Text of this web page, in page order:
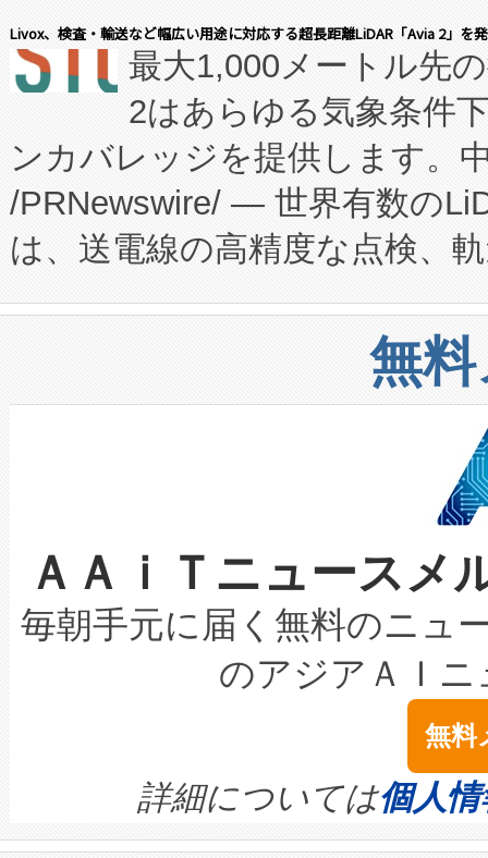
す。FCCM‑を活用した現地生
患者にとっての費用負担を大
のアクセスを大幅に拡大する
Fully-Connected Continuous
プログラムには、施設設計・
に関する技術移転および知的
構造化トレーニングカリキュ
上げおよび商用化段階におけ
設備整備および立ち上げ調整
加組織は、Enzeneのバイオ
選定された製品について、自
取得できる可能性もあります
設には、3億～4億ドルかか
最高経営責任者（CEO）であ
す。「当社のfully-connected
ームを利用すれば、6,000万
きます。この効率性は、フェ
会社エーアイ・アンド：本社
President原信平）と、エンタ
ードするVoltaiqは、日本にあ
ーエネルギー貯蔵システム（
た。 Voltaiq独自のAI搭載プラ
定、統合、導入、運用に至る
安全性を追跡し、確保する事
増加しているデータセンター
る電力網に大きな負担をかけ
事業者の負担軽減という課題
系統連系を迅速にし、ピーク
限を超えて利用可能な電力容
持できるよう貢献します。こ
ービスレベル契約（SLA）違
テリー性能の劣化によるダウ
念は、現在データセンターが
ます。 Voltaiq provides a
quality and reliability for AI
BESS stack to ensure battery
Livox、検査・輸送など幅広い用途に対応する超長距離LiDAR「Avia 2」を
最大1,000メートル先
2はあらゆる気象条件
ンカバレッジを提供します。
/PRNewswire/ — 世界有数の
は、送電線の高精度な点検、
や穀物倉庫におけるバルク材
リューション「Avia 2」を発
したAvia 2は、1,000メート
狭視野のFOVを切り替えるこ
ケーブル、枝などの細かな対
なレーザースポットにより、
な環境下でも豊かなディテー
キロメートル範囲を検出
LiDAR for Inspections,
は1535 nmレーザーを搭載。
イズの小径化を実現すること
す。ノーマルモードでは、
ートル先まで検出でき、これ
無
ＡＡｉＴニュース
毎朝手元に届く無料のニュ
のアジアＡＩ
無料
詳細については個人